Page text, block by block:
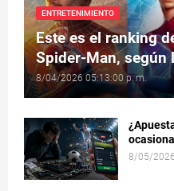
ENTRETENIMIENTO
Este es el ranking
Spider-Man, según
8/04/2026 05:13:00 p. m.
8/05/